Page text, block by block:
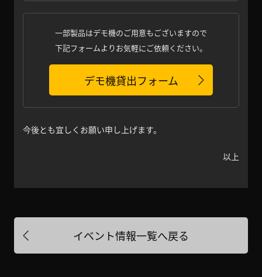
一部製品はデモ機のご用意もございますので
下記フォームよりお気軽にご依頼ください。
デモ機貸出フォーム
今後とも宜しくお願い申し上げます。
以上
イベント情報一覧へ戻る